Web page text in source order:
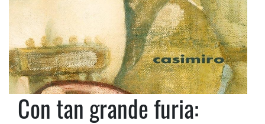
Con tan grande furia: